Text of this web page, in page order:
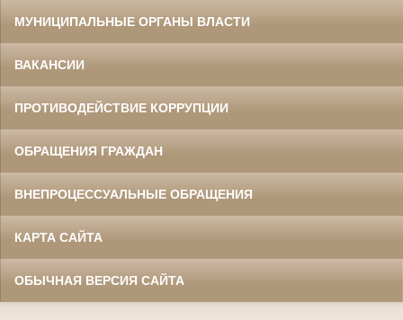
МУНИЦИПАЛЬНЫЕ ОРГАНЫ ВЛАСТИ
ВАКАНСИИ
ПРОТИВОДЕЙСТВИЕ КОРРУПЦИИ
ОБРАЩЕНИЯ ГРАЖДАН
ВНЕПРОЦЕССУАЛЬНЫЕ ОБРАЩЕНИЯ
КАРТА САЙТА
ОБЫЧНАЯ ВЕРСИЯ САЙТА